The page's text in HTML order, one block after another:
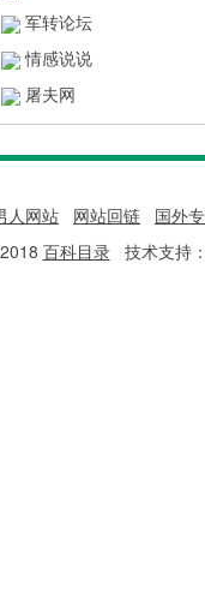
军转论坛
情感说说
屠夫网
人网站 网站回链
国外
百科目录技术支持